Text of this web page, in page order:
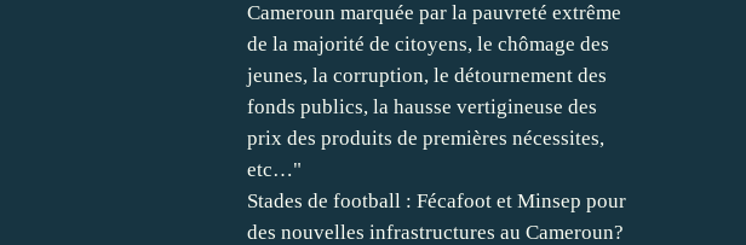
Cameroun marquée par la pauvreté extrême
de la majorité de citoyens, le chômage des
jeunes, la corruption, le détournement des
fonds publics, la hausse vertigineuse des
prix des produits de premières nécessites,
etc…"
Stades de football : Fécafoot et Minsep pour
des nouvelles infrastructures au Cameroun?